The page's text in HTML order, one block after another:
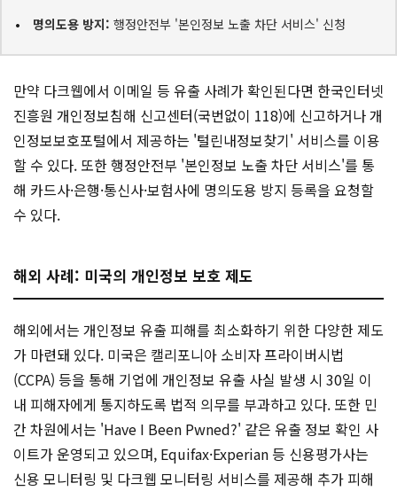
명의도용 방지: 행정안전부 '본인정보 노출 차단 서비스' 신청
만약 다크웹에서 이메일 등 유출 사례가 확인된다면 한국인터넷
진흥원 개인정보침해 신고센터(국번없이 118)에 신고하거나 개
인정보보호포털에서 제공하는 '털린내정보찾기' 서비스를 이용
할 수 있다. 또한 행정안전부 '본인정보 노출 차단 서비스'를 통
해 카드사·은행·통신사·보험사에 명의도용 방지 등록을 요청할
수 있다.
해외 사례: 미국의 개인정보 보호 제도
해외에서는 개인정보 유출 피해를 최소화하기 위한 다양한 제도
가 마련돼 있다. 미국은 캘리포니아 소비자 프라이버시법
(CCPA) 등을 통해 기업에 개인정보 유출 사실 발생 시 30일 이
내 피해자에게 통지하도록 법적 의무를 부과하고 있다. 또한 민
간 차원에서는 'Have I Been Pwned?' 같은 유출 정보 확인 사
이트가 운영되고 있으며, Equifax·Experian 등 신용평가사는
신용 모니터링 및 다크웹 모니터링 서비스를 제공해 추가 피해